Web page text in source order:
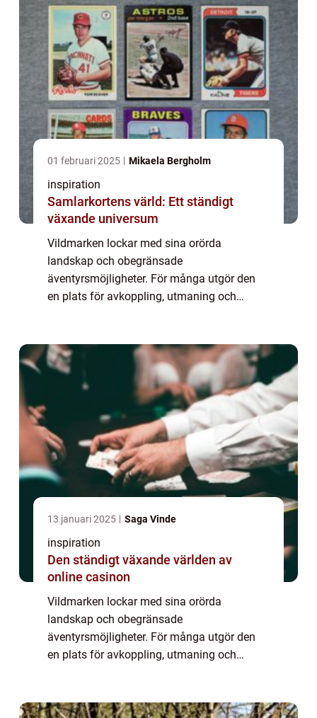
01 februari 2025 Mikaela Bergholm
inspiration
Samlarkortens värld: Ett ständigt
växande universum
Vildmarken lockar med sina orörda
landskap och obegränsade
äventyrsmöjligheter. För många utgör den
en plats för avkoppling, utmaning och
13 januari 2025 Saga Vinde
inspiration
Den ständigt växande världen av
online casinon
Vildmarken lockar med sina orörda
landskap och obegränsade
äventyrsmöjligheter. För många utgör den
en plats för avkoppling, utmaning och